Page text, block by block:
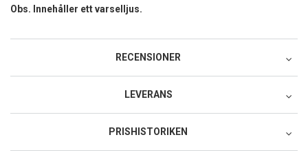
Obs. Innehåller ett varselljus.
RECENSIONER
LEVERANS
Postnord MyPack Collect
PRISHISTORIKEN